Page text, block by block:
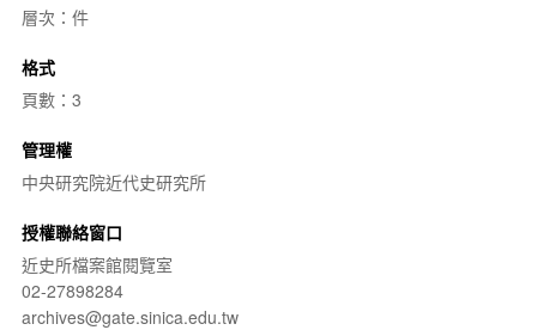
層次：件
格式
頁數：3
管理權
中央研究院近代史研究所
授權聯絡窗口
近史所檔案館閱覽室
02-27898284
archives@gate.sinica.edu.tw